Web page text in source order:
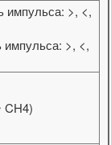
импульса: >, <,
импульса: >, <,
CH4)